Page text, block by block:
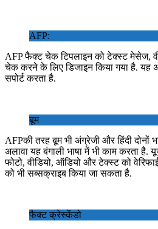
AFP:
AFP फैक्ट चेक टिपलाइन को टेक्स्ट मेसेज,
चेक करने के लिए डिजाइन किया गया है. यह
सपोर्ट करता है.
बूम
AFPकी तरह बूम भी अंग्रेजी और हिंदी दोनों
अलावा यह बंगाली भाषा में भी काम करता है.
फोटो, वीडियो, ऑडियो और टेक्स्ट को
को भी सब्‍सक्राइब किया जा सकता है.
फैक्ट क्रेस्केंडो